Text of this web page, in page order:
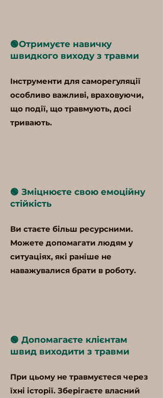
🟢Отримуєте навичку
швидкого виходу з травми
Інструменти для саморегуляції
особливо важливі, враховуючи,
що події, що травмують, досі
тривають.
🟢 Зміцнюєте свою емоційну
стійкість
Ви стаєте більш ресурсними.
Можете допомагати людям у
ситуаціях, які раніше не
наважувалися брати в роботу.
🟢 Допомагаєте клієнтам
швид виходити з травми
При цьому не травмуєтеся через
їхні історії. Зберігаєте власний